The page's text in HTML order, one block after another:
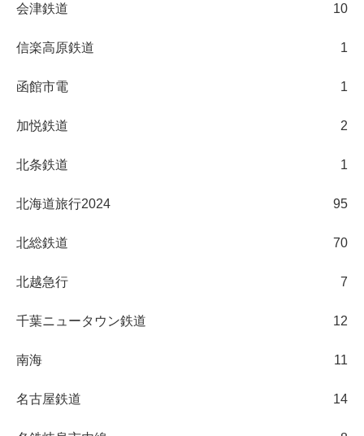
会津鉄道 10
信楽高原鉄道 1
函館市電 1
加悦鉄道 2
北条鉄道 1
北海道旅行2024 95
北総鉄道 70
北越急行 7
千葉ニュータウン鉄道 12
南海 11
名古屋鉄道 14